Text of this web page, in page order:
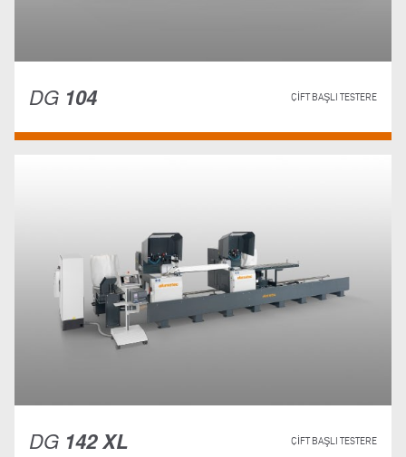
DG 104 ÇIFT BAŞLI TESTERE
DG 142 XL ÇIFT BAŞLI TESTERE